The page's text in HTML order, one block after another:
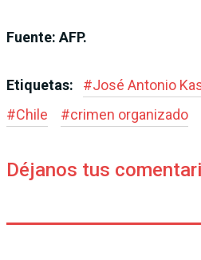
Fuente: AFP.
Etiquetas: #José Antonio
#Chile #crimen organizado
Déjanos tus